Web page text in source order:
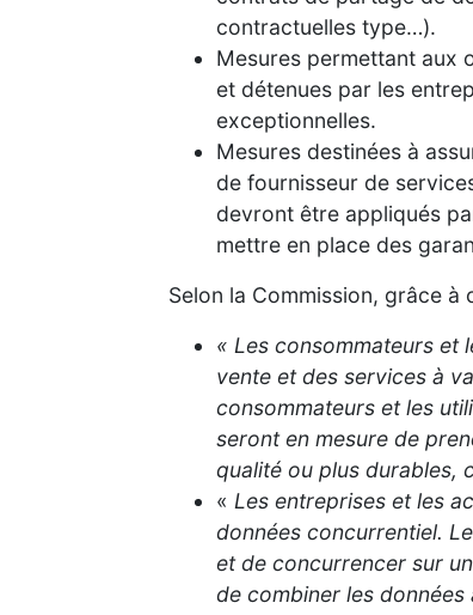
contractuelles type…).
Mesures permettant aux
et détenues par les
exceptionnelles.
Mesures destinées à
de fournisseur de
devront être appliqués
mettre en place des
Selon la Commission, grâce à
« Les consommateurs et
vente et des services à
consommateurs et les
seront en mesure de
qualité ou plus durables,
« Les entreprises et les
données concurrentiel.
et de concurrencer sur
de combiner les